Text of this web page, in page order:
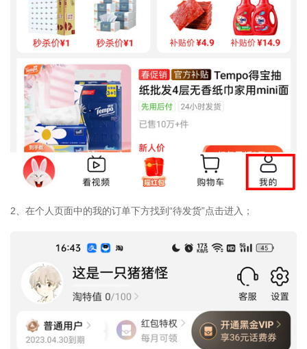
2、在个人页面中的我的订单下方找到“待发货”点击进入；